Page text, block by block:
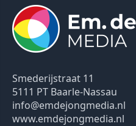
Smederijstraat 11
5111 PT Baarle-Nassau
info@emdejongmedia.nl
www.emdejongmedia.nl